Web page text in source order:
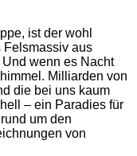
ist der wohl
Felsmassiv aus
wenn es Nacht
Milliarden von
die bei uns kaum
– ein Paradies für
um den
von